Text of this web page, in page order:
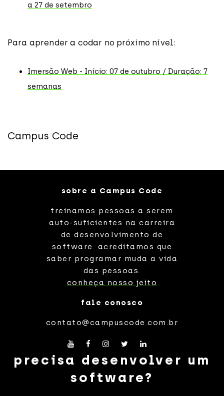
a 27 de setembro
Para aprender a codar no próximo nível:
Imersão Web - Início: 07 de outubro / Duração: 7
semanas
Campus Code
sobre a Campus Code
treinamos pessoas a serem
auto-suficientes na carreira
de desenvolvimento de
software. acreditamos que
saber programar muda a vida
das pessoas.
conheça nosso jeito
fale conosco
contato@campuscode.com.br
precisa desenvolver um
software?